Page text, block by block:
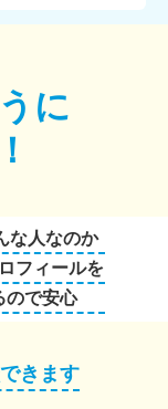
に
な人なのか
フィールを
ので安心
きます